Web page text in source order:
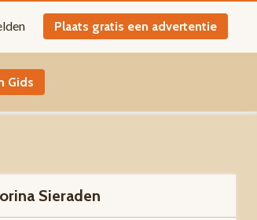
Plaats gratis een advertentie
Gids
Sieraden